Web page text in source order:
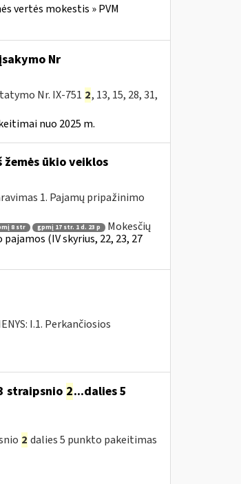
vertės mokestis » PVM
Nr
Nr. IX-751 2, 13, 15, 28, 31,
nuo 2025 m.
ūkio veiklos
1. Pajamų pripažinimo
8 str gpmį 17 str. 1 d. 23 p
Mokesčių
(IV skyrius, 22, 23, 27
I.1. Perkančiosios
straipsnio 2...dalies 5
2 dalies 5 punkto pakeitimas